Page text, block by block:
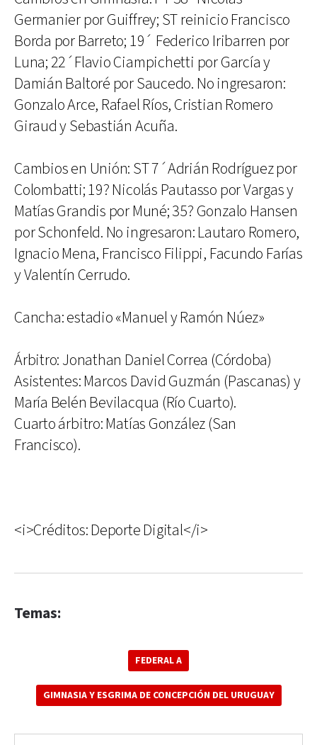
Germanier por Guiffrey; ST reinicio Francisco
Borda por Barreto; 19´ Federico Iribarren por
Luna; 22´Flavio Ciampichetti por García y
Damián Baltoré por Saucedo. No ingresaron:
Gonzalo Arce, Rafael Ríos, Cristian Romero
Giraud y Sebastián Acuña.
Cambios en Unión: ST 7´Adrián Rodríguez por
Colombatti; 19? Nicolás Pautasso por Vargas y
Matías Grandis por Muné; 35? Gonzalo Hansen
por Schonfeld. No ingresaron: Lautaro Romero,
Ignacio Mena, Francisco Filippi, Facundo Farías
y Valentín Cerrudo.
Cancha: estadio «Manuel y Ramón Núez»
Árbitro: Jonathan Daniel Correa (Córdoba)
Asistentes: Marcos David Guzmán (Pascanas) y
María Belén Bevilacqua (Río Cuarto).
Cuarto árbitro: Matías González (San
Francisco).
<i>Créditos: Deporte Digital</i>
Temas:
FEDERAL A
GIMNASIA Y ESGRIMA DE CONCEPCIÓN DEL URUGUAY